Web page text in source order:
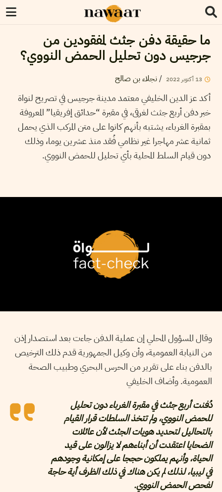
ما حقيقة دفن جثث لمفقودين من
جرجيس دون تحليل الحمض النووي؟
13 أكتوبر 2022
/نجلاء بن صالح
أكد عز الدين الخليفي معتمد مدينة جرجيس في تصريح لنواة
خبر دفن أربع جثث لغرقى، في مقبرة “حدائق إفريقيا” المعروفة
بمقبرة الغرباء، يشتبه بأنهم كانوا على متن المركب الذي يحمل
ثمانية عشر مهاجرا غير نظامي فُقد منذ عشرين يوما، وذلك
دون قيام السلط المحلية بأي تحليل للحمض النووي.
وقال المسؤول المحلي إن عملية الدفن جاءت بعد استصدار إذن
من النيابة العمومية، وأن وكيل الجمهورية قدم ذلك الترخيص
بالدفن بناء على تقرير من الحرس البحري وطبيب الصحة
العمومية. وأضاف الخليفي
دُفنت أربع جثث في مقبرة الغرباء دون تحليل
للحمض النووي، ولم تتخذ السلطات قرار القيام
بالتحاليل لتحديد هويات الجثث لأن عائلات
الضحايا اعتقدت أن أبناءهم لا يزالون على قيد
الحياة، وأنهم يملكون حججا على إمكانية وجودهم
في ليبيا، لذلك لم يكن هناك في ذلك الظرف أية حاجة
لفحص الحمض النووي.